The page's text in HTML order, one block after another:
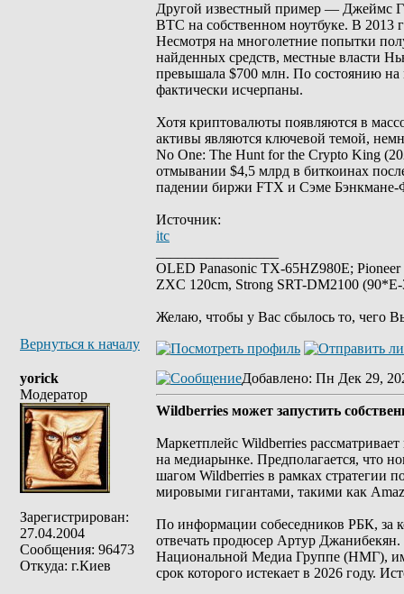
Другой известный пример — Джеймс
BTC на собственном ноутбуке. В 2013
Несмотря на многолетние попытки
найденных средств, местные власти
превышала $700 млн. По состоянию на
фактически исчерпаны.
Хотя криптовалюты появляются в
активы являются ключевой темой,
No One: The Hunt for the Crypto King
отмывании $4,5 млрд в биткоинах
падении биржи FTX и Сэме Бэнкмане-
Источник:
itc
OLED Panasonic TX-65HZ980E;
ZXC 120cm, Strong SRT-DM2100
Желаю, чтобы у Вас сбылось то, чего
Вернуться к началу
yorick
Модератор
Зарегистрирован:
27.04.2004
Сообщения: 96473
Откуда: г.Киев
Добавлено: Пн Дек 29,
Wildberries может запустить
Маркетплейс Wildberries
на медиарынке. Предполагается, что
шагом Wildberries в рамках стратегии
мировыми гигантами, такими как
По информации собеседников РБК, за
отвечать продюсер Артур
Национальной Медиа Группе (НМГ),
срок которого истекает в 2026 году.